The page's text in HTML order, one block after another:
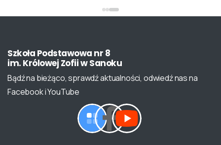
Szkoła Podstawowa nr 8
im. Królowej ZofiiwSanoku
Bądź na bieżąco, sprawdź aktualności, odwiedź nas na
Facebook i YouTube